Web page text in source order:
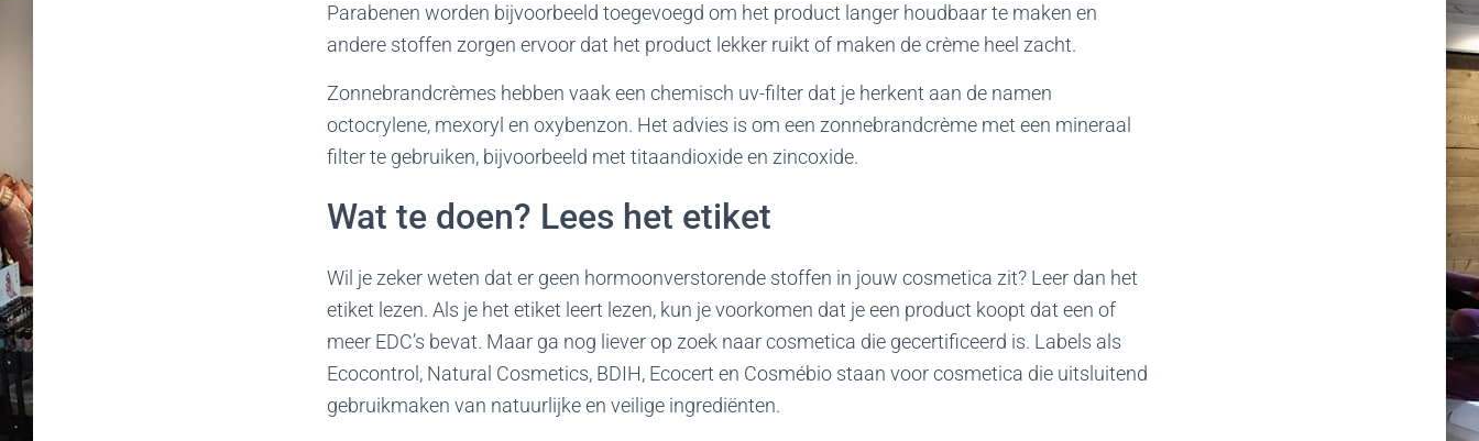
Parabenen worden bijvoorbeeld toegevoegd om het product langer houdbaar te maken en
andere stoffen zorgen ervoor dat het product lekker ruikt of maken de crème heel zacht.
Zonnebrandcrèmes hebben vaak een chemisch uv-filter dat je herkent aan de namen
octocrylene, mexoryl en oxybenzon. Het advies is om een zonnebrandcrème met een mineraal
filter te gebruiken, bijvoorbeeld met titaandioxide en zincoxide.
Wat te doen? Lees het etiket
Wil je zeker weten dat er geen hormoonverstorende stoffen in jouw cosmetica zit? Leer dan het
etiket lezen. Als je het etiket leert lezen, kun je voorkomen dat je een product koopt dat een of
meer EDC’s bevat. Maar ga nog liever op zoek naar cosmetica die gecertificeerd is. Labels als
Ecocontrol, Natural Cosmetics, BDIH, Ecocert en Cosmébio staan voor cosmetica die uitsluitend
gebruikmaken van natuurlijke en veilige ingrediënten.